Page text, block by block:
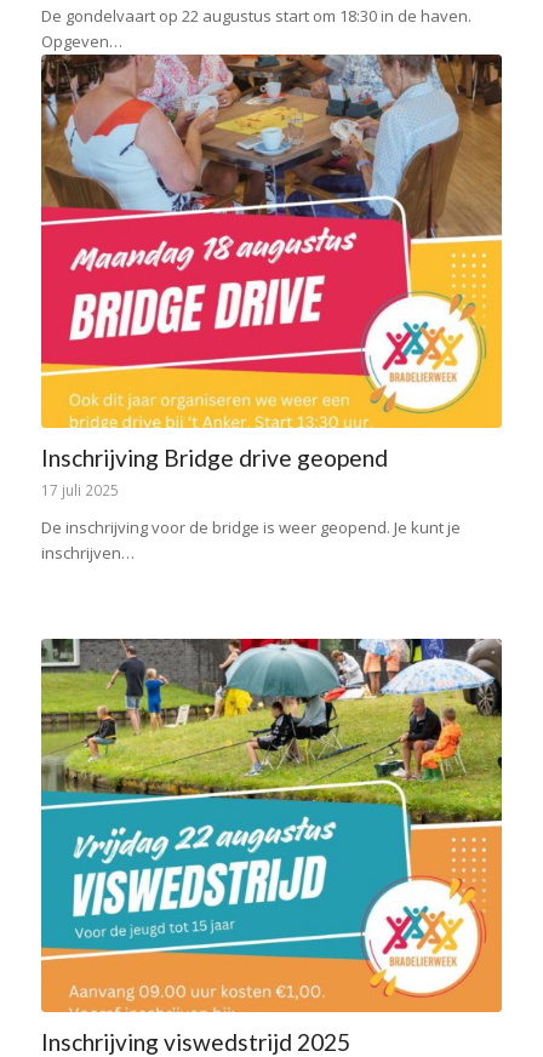
De gondelvaart op 22 augustus start om 18:30 in de haven.
Opgeven…
Inschrijving Bridge drive geopend
17 juli 2025
De inschrijving voor de bridge is weer geopend. Je kunt je
inschrijven…
Inschrijving viswedstrijd 2025